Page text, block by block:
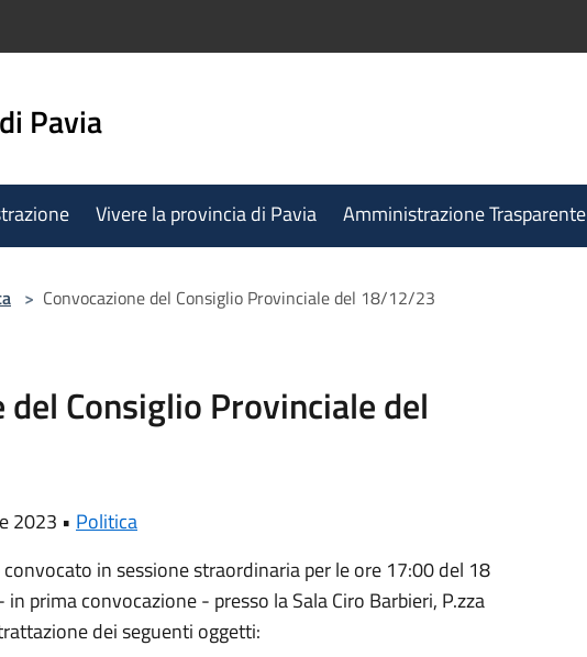
Pavia
Vivere la provincia di Pavia Amministrazione Trasparente
> Convocazione del Consiglio Provinciale del 18/12/23
del Consiglio Provinciale del
2023 • Politica
in sessione straordinaria per le ore 17:00 del 18
prima convocazione - presso la Sala Ciro Barbieri, P.zza
dei seguenti oggetti: